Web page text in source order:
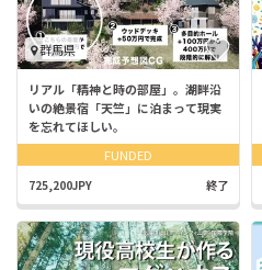
群馬県
リアル「精神と時の部屋」。湖畔沿
いの絶景宿「天竺」に泊まって現実
を忘れてほしい。
FUNDED
725,200JPY 終了